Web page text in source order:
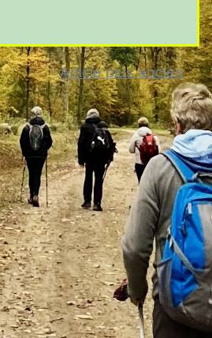
Article plus ancien